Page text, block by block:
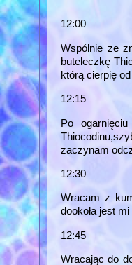
12:00
Wspólnie ze
buteleczkę
którą cierpię
12:15
Po
zaczynam
12:30
Wracam z
dookoła jest
12:45
Wracając do